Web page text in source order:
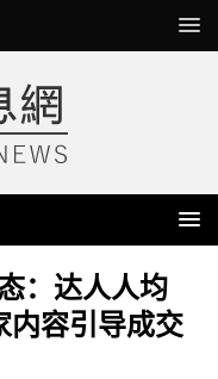
：达人人均
内容引导成交